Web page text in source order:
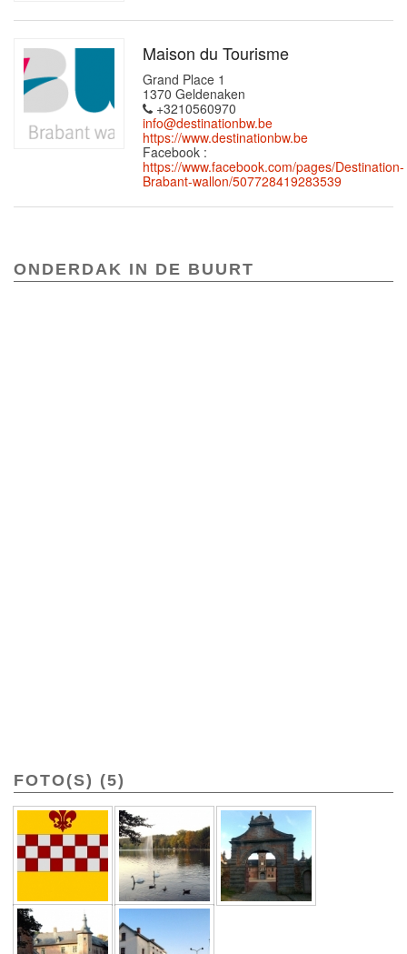
Maison du Tourisme
Grand Place 1
1370 Geldenaken
+3210560970
info@destinationbw.be
https://www.destinationbw.be
Facebook :
https://www.facebook.com/pages/Destination-
Brabant-wallon/507728419283539
ONDERDAK IN DE BUURT
FOTO(S) (5)